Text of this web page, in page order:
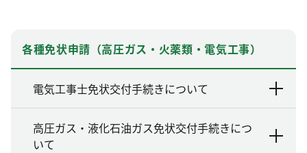
各種免状申請（高圧ガス・火薬類・電気工事）
電気工事士免状交付手続きについて
高圧ガス・液化石油ガス免状交付手続きにつ
いて